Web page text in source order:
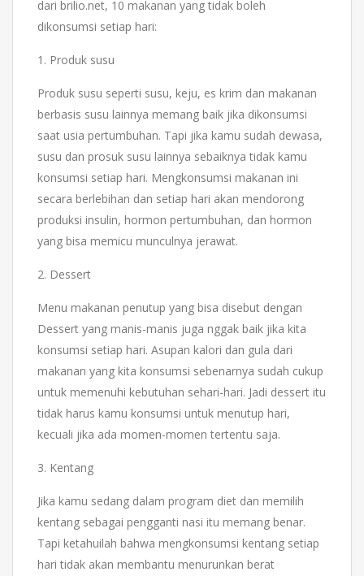
dari brilio.net, 10 makanan yang tidak boleh
dikonsumsi setiap hari:
1. Produk susu
Produk susu seperti susu, keju, es krim dan makanan
berbasis susu lainnya memang baik jika dikonsumsi
saat usia pertumbuhan. Tapi jika kamu sudah dewasa,
susu dan prosuk susu lainnya sebaiknya tidak kamu
konsumsi setiap hari. Mengkonsumsi makanan ini
secara berlebihan dan setiap hari akan mendorong
produksi insulin, hormon pertumbuhan, dan hormon
yang bisa memicu munculnya jerawat.
2. Dessert
Menu makanan penutup yang bisa disebut dengan
Dessert yang manis-manis juga nggak baik jika kita
konsumsi setiap hari. Asupan kalori dan gula dari
makanan yang kita konsumsi sebenarnya sudah cukup
untuk memenuhi kebutuhan sehari-hari. Jadi dessert itu
tidak harus kamu konsumsi untuk menutup hari,
kecuali jika ada momen-momen tertentu saja.
3. Kentang
Jika kamu sedang dalam program diet dan memilih
kentang sebagai pengganti nasi itu memang benar.
Tapi ketahuilah bahwa mengkonsumsi kentang setiap
hari tidak akan membantu menurunkan berat